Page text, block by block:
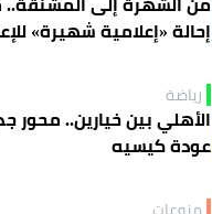
إحالة «إعلامية شهيرة»
رياضة
الأهلي بين خيارين.. محور
عودة كيسيه